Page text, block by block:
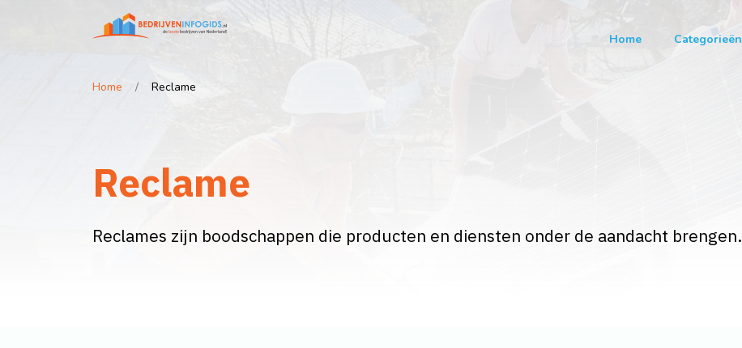
Home Categorieën
Home Reclame
Reclame
Reclames zijn boodschappen die producten en diensten onder de aandacht brengen.